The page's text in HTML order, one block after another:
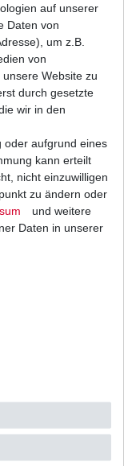
Diversion 4BR 4LX
14,74 € *
(
Termin
auf unserer
Daten von
um z.B.
von
Website zu
durch gesetzte
wir in den
oder aufgrund eines
kann erteilt
nicht einzuwilligen
zu ändern oder
und weitere
Daten in unserer